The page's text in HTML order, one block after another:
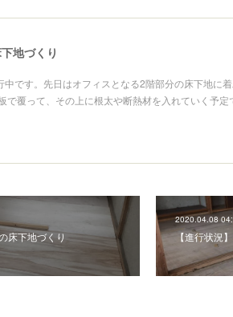
地づくり
です。先日はオフィスとなる2階部分の床下地に着
で覆って、その上に根太や断熱材を入れていく予定
床下地づくり
2020.04.08
【進行状況